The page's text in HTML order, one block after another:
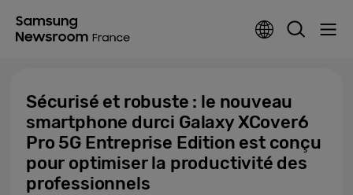
Sécurisé et robuste : le nouveau
smartphone durci Galaxy XCover6
Pro 5G Entreprise Edition est conçu
pour optimiser la productivité des
professionnels